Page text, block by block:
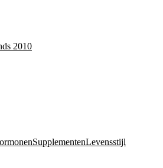
2010
SupplementenLevensstijl